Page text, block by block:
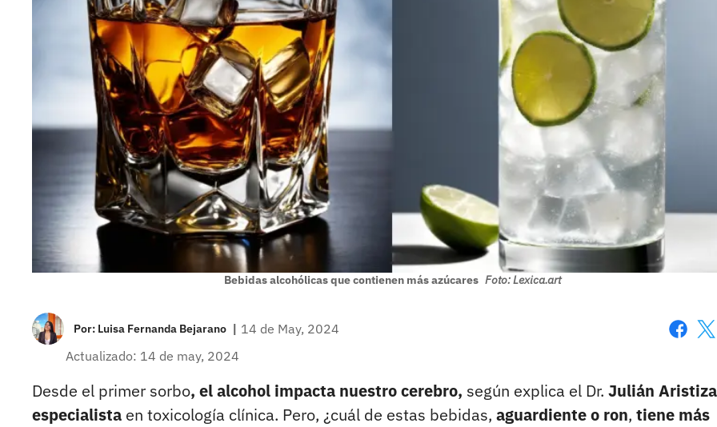
Bebidas alcohólicas que contienen más azúcares Foto: Lexica.art
Por: Luisa Fernanda Bejarano | 14 de May, 2024
Actualizado: 14 de may, 2024
Desde el primer sorbo, el alcohol impacta nuestro cerebro, según explica el Dr. Julián
especialista en toxicología clínica. Pero, ¿cuál de estas bebidas, aguardiente o ron, tiene más